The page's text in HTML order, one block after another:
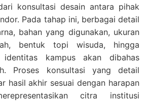
konsultasi desain antara pihak
Pada tahap ini, berbagai detail
bahan yang digunakan, ukuran
bentuk topi wisuda, hingga
kampus akan dibahas
Proses konsultasi yang detail
hasil akhir sesuai dengan harapan
citra institusi